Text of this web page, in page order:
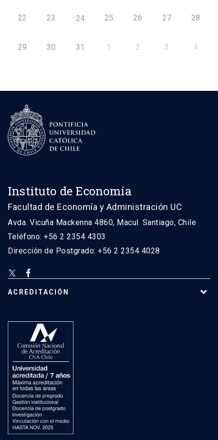
22 23 24 25 26 27 28
29 30 31 1 2 3 4
Instituto de Economía
Facultad de Economía y Administración UC
Avda. Vicuña Mackenna 4860, Macul. Santiago, Chile
Teléfono: +56 2 2354 4303
Dirección de Postgrado: +56 2 2354 4028
ACREDITACIÓN